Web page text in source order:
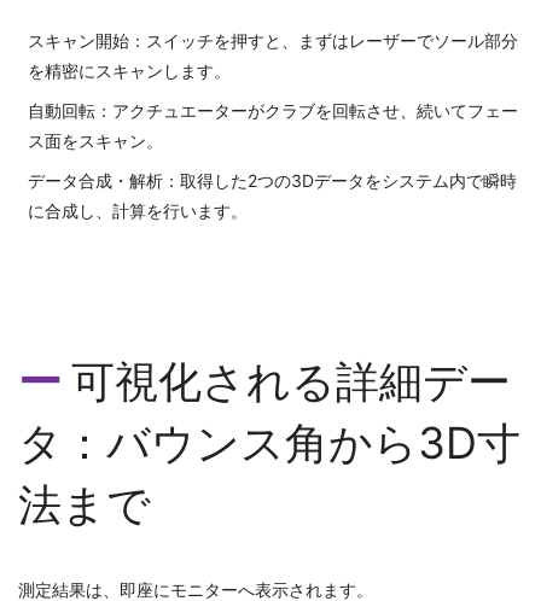
スキャン開始：スイッチを押すと、まずはレーザーでソール部分
を精密にスキャンします。
自動回転：アクチュエーターがクラブを回転させ、続いてフェー
ス面をスキャン。
データ合成・解析：取得した2つの3Dデータをシステム内で瞬時
に合成し、計算を行います。
可視化される詳細デー
タ：バウンス角から3D寸
法まで
測定結果は、即座にモニターへ表示されます。